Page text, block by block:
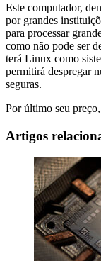
Este computador,
por grandes
para processar
como não pode ser
terá Linux como
permitirá despregar
seguras.
Por último seu
Artigos